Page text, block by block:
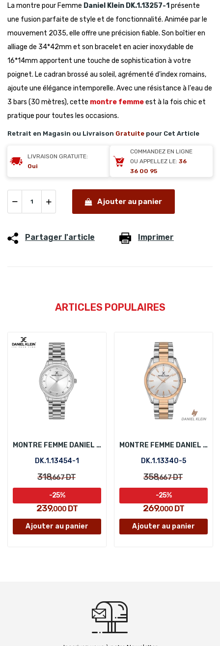
La montre pour Femme Daniel Klein DK.1.13257-1 présente
une fusion parfaite de style et de fonctionnalité. Animée par le
mouvement 2035, elle offre une précision fiable. Son boîtier en
alliage de 34*42mm et son bracelet en acier inoxydable de
16*14mm apportent une touche de sophistication à votre
poignet. Le cadran brossé au soleil, agrémenté d'index romains,
ajoute une élégance intemporelle. Avec une résistance à l'eau de
3 bars (30 mètres), cette montre femmeest à la fois chic et
pratique pour toutes les occasions.
Retrait en Magasin ou Livraison Gratuite pour Cet Article
LIVRAISON GRATUITE:
Oui
COMMANDEZ EN LIGNE
OU APPELLEZ LE: 36
36 00 95
Ajouter au panier
Partager l'article Imprimer
ARTICLES POPULAIRES
MONTRE FEMME DANIEL KLEIN DK.1.13454-1
DK.1.13454-1
318,667DT
239,000 DT
-25%
Ajouter au panier
MONTRE FEMME DANIEL KLEIN DK.1.13340-5
DK.1.13340-5
358,667DT
269,000 DT
-25%
Ajouter au panier